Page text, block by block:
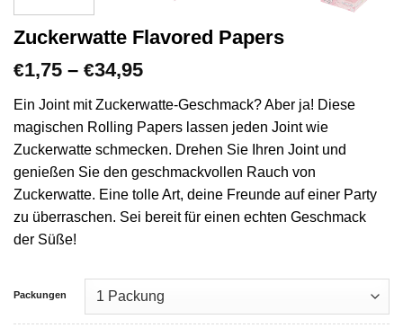
Zuckerwatte Flavored Papers
€1,75 – €34,95Preisspanne:
bis
€34,95
Ein Joint mit Zuckerwatte-Geschmack? Aber ja! Diese
magischen Rolling Papers lassen jeden Joint wie
Zuckerwatte schmecken. Drehen Sie Ihren Joint und
genießen Sie den geschmackvollen Rauch von
Zuckerwatte. Eine tolle Art, deine Freunde auf einer Party
zu überraschen. Sei bereit für einen echten Geschmack
der Süße!
Packungen